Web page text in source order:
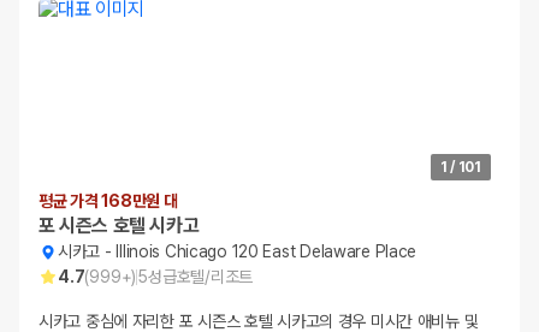
1 / 101
평균 가격 168만원 대
포 시즌스 호텔 시카고
시카고 -
Illinois Chicago 120 East Delaware Place
4.7(999+)5성급호텔/리조트
시카고 중심에 자리한 포 시즌스 호텔 시카고의 경우 미시간 애비뉴 및